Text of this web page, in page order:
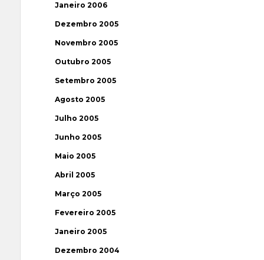
Janeiro 2006
Dezembro 2005
Novembro 2005
Outubro 2005
Setembro 2005
Agosto 2005
Julho 2005
Junho 2005
Maio 2005
Abril 2005
Março 2005
Fevereiro 2005
Janeiro 2005
Dezembro 2004